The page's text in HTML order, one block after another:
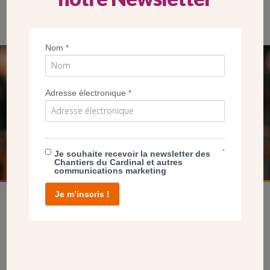
SEUL VOTRE DON
NOUS PERMET D’AGIR
FAIRE UN DON
Nom*
Adresse électronique*
Je souhaite recevoir la newsletter des
Chantiers du Cardinal et autres
communications marketing
*
Je m’inscris !